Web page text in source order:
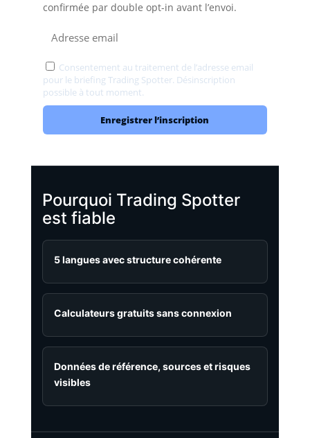
confirmée par double opt-in avant l’envoi.
Consentement au traitement de l’adresse email
pour le briefing Trading Spotter. Désinscription
possible à tout moment.
Enregistrer l’inscription
Pourquoi Trading Spotter
est fiable
5 langues avec structure cohérente
Calculateurs gratuits sans connexion
Données de référence, sources et risques
visibles